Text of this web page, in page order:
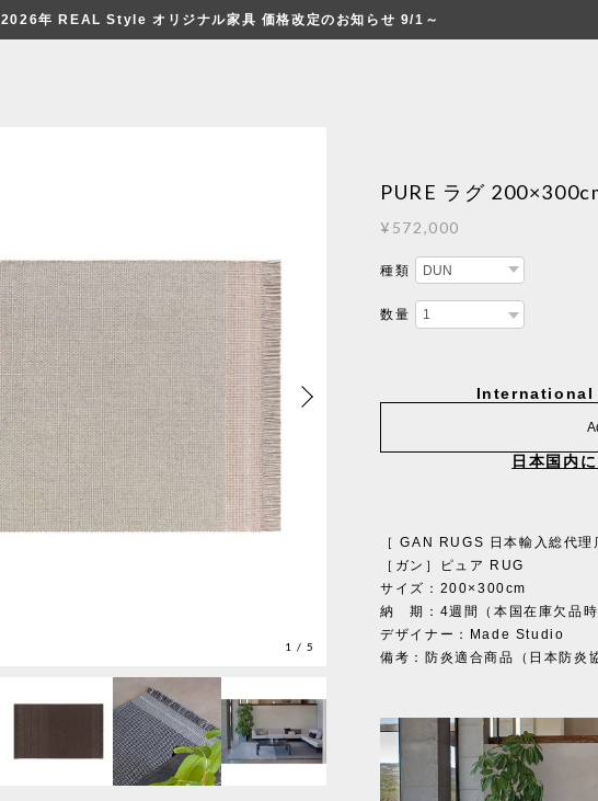
2026年 REAL Style オリジナル家具 価格改定のお知らせ 9/1～
1 /5
PURE ラグ
¥572,000
種類
数量
日本国内
［ GAN RUGS 日本輸入総代理
［ガン］ピュア RUG
サイズ：200×300cm
納 期：4週間（本国在庫欠品時
デザイナー：Made Studio
備考：防炎適合商品（日本防炎